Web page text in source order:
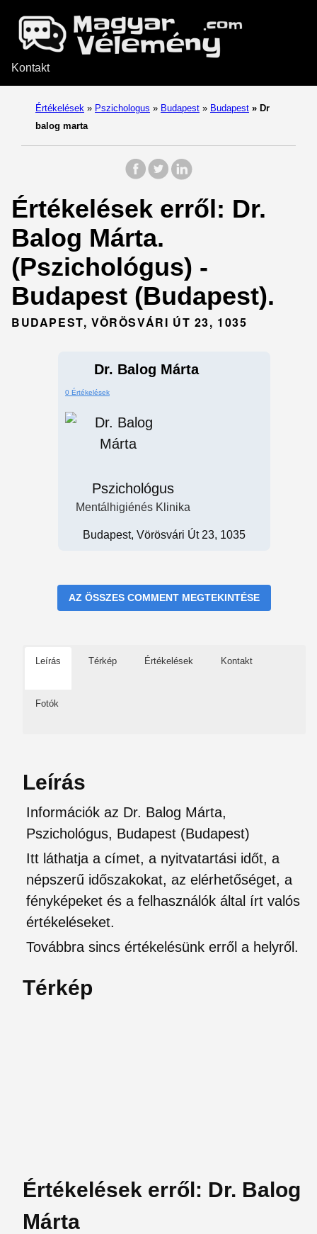
Kontakt
Értékelések » Pszichologus » Budapest » Budapest » Dr
balog marta
Értékelések erről: Dr.
Balog Márta.
(Pszichológus) -
Budapest (Budapest).
BUDAPEST, VÖRÖSVÁRI ÚT 23, 1035
Dr. Balog Márta
0 Értékelések
Pszichológus
Mentálhigiénés Klinika
Budapest, Vörösvári Út 23, 1035
AZ ÖSSZES COMMENT MEGTEKINTÉSE
Leírás Térkép Értékelések Kontakt
Fotók
Leírás
Információk az Dr. Balog Márta,
Pszichológus, Budapest (Budapest)
Itt láthatja a címet, a nyitvatartási időt, a
népszerű időszakokat, az elérhetőséget, a
fényképeket és a felhasználók által írt valós
értékeléseket.
Továbbra sincs értékelésünk erről a helyről.
Térkép
Értékelések erről: Dr. Balog
Márta